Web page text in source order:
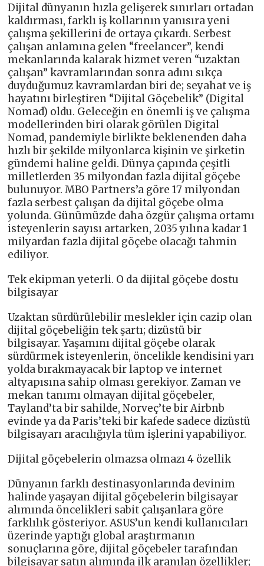
Dijital dünyanın hızla gelişerek sınırları ortadan
kaldırması, farklı iş kollarının yanısıra yeni
çalışma şekillerini de ortaya çıkardı. Serbest
çalışan anlamına gelen “freelancer”, kendi
mekanlarında kalarak hizmet veren “uzaktan
çalışan” kavramlarından sonra adını sıkça
duyduğumuz kavramlardan biri de; seyahat ve iş
hayatını birleştiren “Dijital Göçebelik” (Digital
Nomad) oldu. Geleceğin en önemli iş ve çalışma
modellerinden biri olarak görülen Digital
Nomad, pandemiyle birlikte beklenenden daha
hızlı bir şekilde milyonlarca kişinin ve şirketin
gündemi haline geldi. Dünya çapında çeşitli
milletlerden 35 milyondan fazla dijital göçebe
bulunuyor. MBO Partners’a göre 17 milyondan
fazla serbest çalışan da dijital göçebe olma
yolunda. Günümüzde daha özgür çalışma ortamı
isteyenlerin sayısı artarken, 2035 yılına kadar 1
milyardan fazla dijital göçebe olacağı tahmin
ediliyor.
Tek ekipman yeterli. O da dijital göçebe dostu
bilgisayar
Uzaktan sürdürülebilir meslekler için cazip olan
dijital göçebeliğin tek şartı; dizüstü bir
bilgisayar. Yaşamını dijital göçebe olarak
sürdürmek isteyenlerin, öncelikle kendisini yarı
yolda bırakmayacak bir laptop ve internet
altyapısına sahip olması gerekiyor. Zaman ve
mekan tanımı olmayan dijital göçebeler,
Tayland’ta bir sahilde, Norveç’te bir Airbnb
evinde ya da Paris’teki bir kafede sadece dizüstü
bilgisayarı aracılığıyla tüm işlerini yapabiliyor.
Dijital göçebelerin olmazsa olmazı 4 özellik
Dünyanın farklı destinasyonlarında devinim
halinde yaşayan dijital göçebelerin bilgisayar
alımında öncelikleri sabit çalışanlara göre
farklılık gösteriyor. ASUS’un kendi kullanıcıları
üzerinde yaptığı global araştırmanın
sonuçlarına göre, dijital göçebeler tarafından
bilgisayar satın alımında ilk aranılan özellikler;